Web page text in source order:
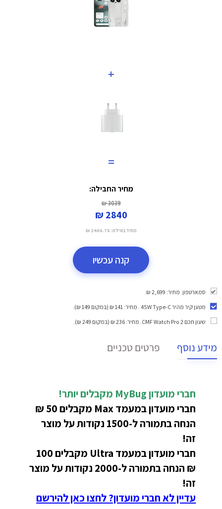
+
=
מחיר החבילה:
3039 ₪
2840 ₪
מחיר באילת: 2406.78 ₪
קנה עכשיו
סמארטפון. מחיר: 2,699 ₪.
מטען קיר מהיר 45W Type-C
. מחיר: 141 ₪ (במקום 149 ₪).
שעון חכם CMF Watch Pro 2
. מחיר: 236 ₪ (במקום 249 ₪).
מידע נוסף פרטים טכניים
חברי מועדון MyBug
מקבלים יותר!
חברי מועדון במעמד Max מקבלים 50 ₪
הנחה בתמורה ל-1500 נקודות על מוצר
זה!
חברי מועדון במעמד Ultra מקבלים 100
₪ הנחה בתמורה ל-2000 נקודות על מוצר
זה!
עדיין לא חברי מועדון? לחצו כאן להירשם